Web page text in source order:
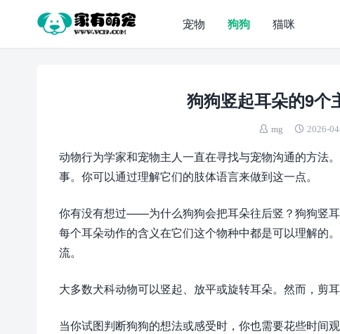
宠物 狗狗 猫咪
狗狗竖起耳朵的9个
mg 2026-
动物行为学家和宠物主人一直在寻找与宠物沟通的方法
事。你可以通过理解它们的肢体语言来做到这一点。
你有没有想过——为什么狗狗会把耳朵往后竖？狗狗竖
每个耳朵动作的含义在它们这个物种中都是可以理解的
流。
大多数犬科动物可以竖起、放平或旋转耳朵。然而，剪
当你试图判断狗狗的想法或感受时，你也需要花些时间